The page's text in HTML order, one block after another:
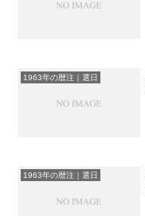
1963年の暦注｜選日
1963年の暦注｜選日